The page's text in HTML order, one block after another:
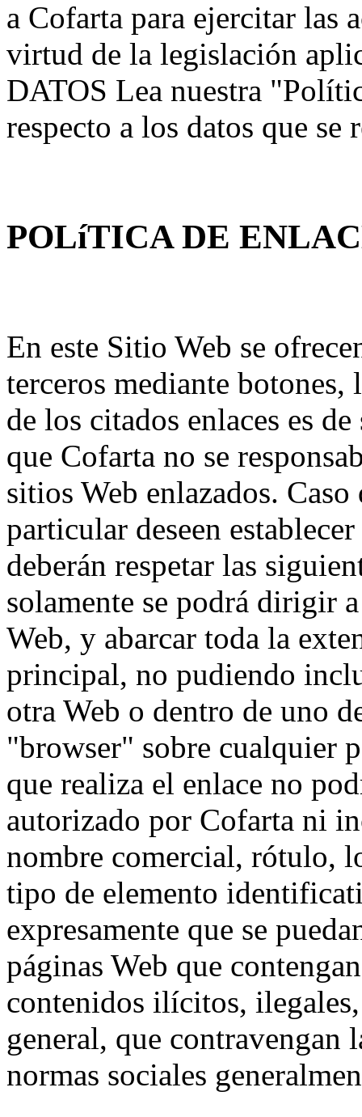
a Cofarta para ejercitar las
virtud de la legislación
DATOS Lea nuestra
respecto a los datos que
POLíTICA DE
En este Sitio Web se
terceros mediante
de los citados enlaces es
que Cofarta no se
sitios Web enlazados.
particular deseen
deberán respetar las
solamente se podrá dirigir
Web, y abarcar toda la
principal, no pudiendo
otra Web o dentro de uno
"browser" sobre cualquier
que realiza el enlace no
autorizado por Cofarta ni
nombre comercial, rótulo,
tipo de elemento
expresamente que se
páginas Web que
contenidos ilícitos,
general, que
normas sociales